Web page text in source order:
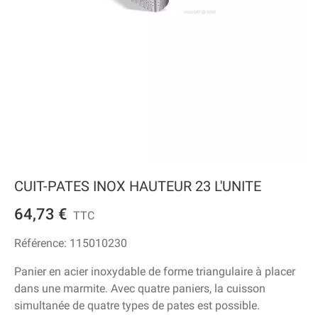
CUIT-PATES INOX HAUTEUR 23 L'UNITE
64,73 € TTC
Référence: 115010230
Panier en acier inoxydable de forme triangulaire à placer
dans une marmite. Avec quatre paniers, la cuisson
simultanée de quatre types de pates est possible.